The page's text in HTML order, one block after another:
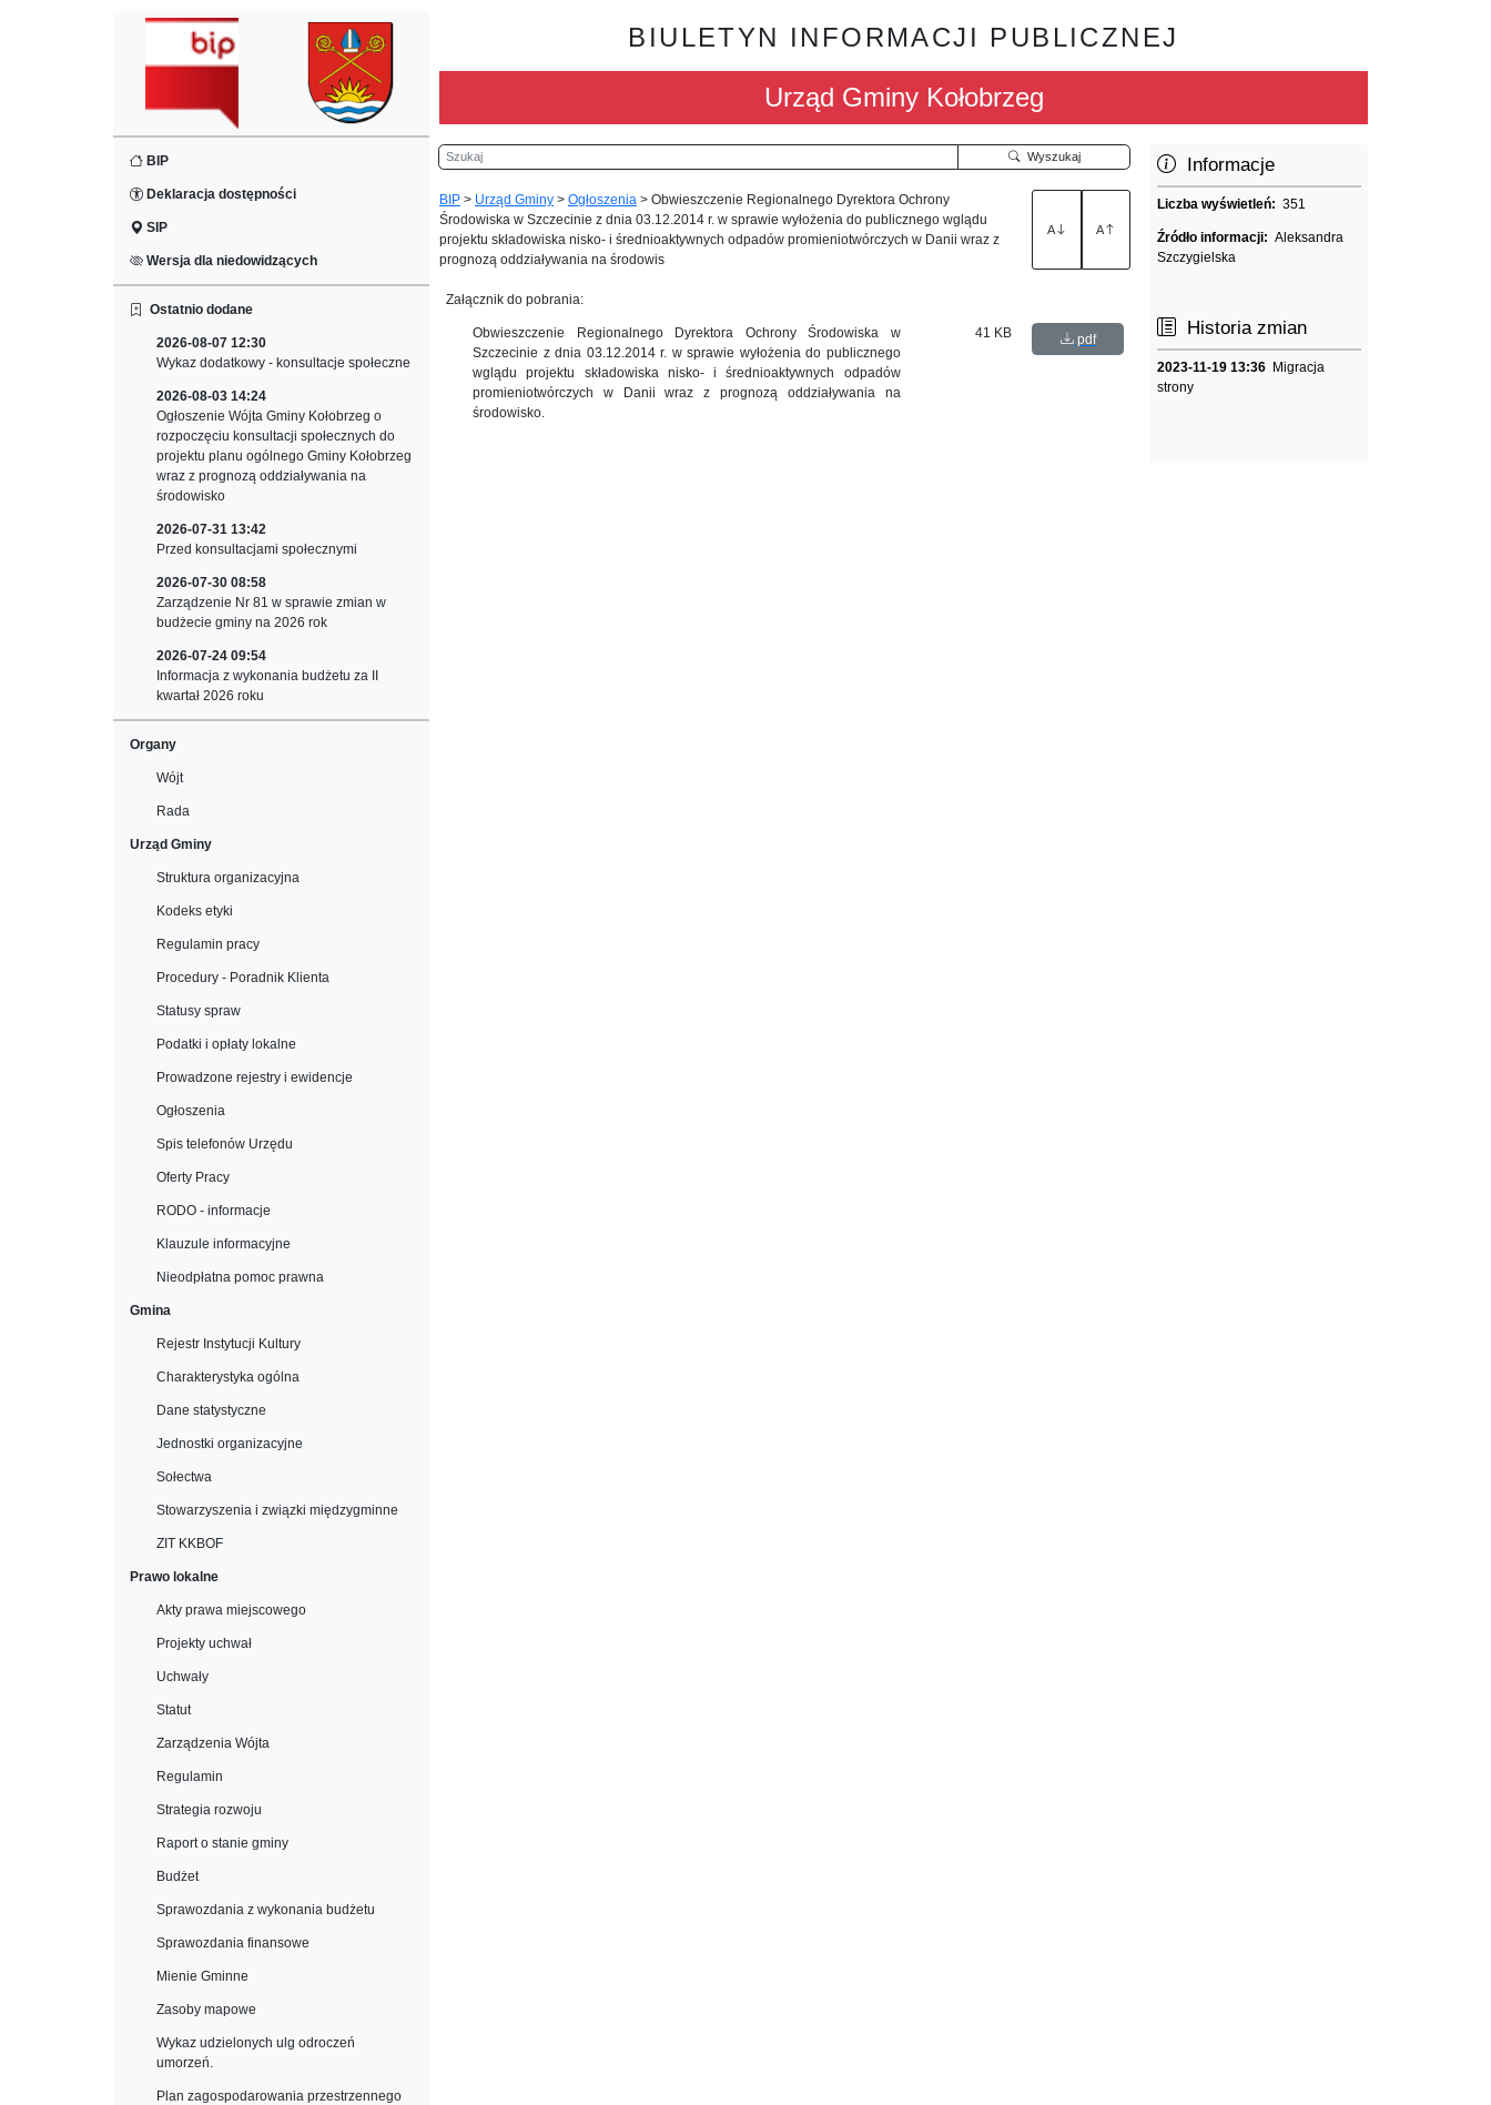
BIP
Deklaracja dostępności
SIP
Wersja dla niedowidzących
Ostatnio dodane
2026-08-07 12:30
Wykaz dodatkowy - konsultacje społeczne
2026-08-03 14:24
Ogłoszenie Wójta Gminy Kołobrzeg o
rozpoczęciu konsultacji społecznych do
projektu planu ogólnego Gminy Kołobrzeg
wraz z prognozą oddziaływania na
środowisko
2026-07-31 13:42
Przed konsultacjami społecznymi
2026-07-30 08:58
Zarządzenie Nr 81 w sprawie zmian w
budżecie gminy na 2026 rok
2026-07-24 09:54
Informacja z wykonania budżetu za II
kwartał 2026 roku
Organy
Wójt
Rada
Urząd Gminy
Struktura organizacyjna
Kodeks etyki
Regulamin pracy
Procedury - Poradnik Klienta
Statusy spraw
Podatki i opłaty lokalne
Prowadzone rejestry i ewidencje
Ogłoszenia
Spis telefonów Urzędu
Oferty Pracy
RODO - informacje
Klauzule informacyjne
Nieodpłatna pomoc prawna
Gmina
Rejestr Instytucji Kultury
Charakterystyka ogólna
Dane statystyczne
Jednostki organizacyjne
Sołectwa
Stowarzyszenia i związki międzygminne
ZIT KKBOF
Prawo lokalne
Akty prawa miejscowego
Projekty uchwał
Uchwały
Statut
Zarządzenia Wójta
Regulamin
Strategia rozwoju
Raport o stanie gminy
Budżet
Sprawozdania z wykonania budżetu
Sprawozdania finansowe
Mienie Gminne
Zasoby mapowe
Wykaz udzielonych ulg odroczeń
umorzeń.
Plan zagospodarowania przestrzennego
BIULETYN INFORMACJI PUBLICZNEJ
Urząd Gminy Kołobrzeg
Szukaj Wyszukaj
BIP > Urząd Gminy > Ogłoszenia > Obwieszczenie Regionalnego Dyrektora Ochrony
Środowiska w Szczecinie z dnia 03.12.2014 r. w sprawie wyłożenia do publicznego wglądu
projektu składowiska nisko- i średnioaktywnych odpadów promieniotwórczych w Danii wraz z
prognozą oddziaływania na środowis
A A
Załącznik do pobrania:
Obwieszczenie Regionalnego Dyrektora Ochrony Środowiska w
Szczecinie z dnia 03.12.2014 r. w sprawie wyłożenia do publicznego
wglądu projektu składowiska nisko- i średnioaktywnych odpadów
promieniotwórczych w Danii wraz z prognozą oddziaływania na
środowisko.
41 KB pdf
Informacje
Liczba wyświetleń:351
Źródło informacji:Aleksandra
Szczygielska
Historia zmian
2023-11-19 13:36 Migracja
strony